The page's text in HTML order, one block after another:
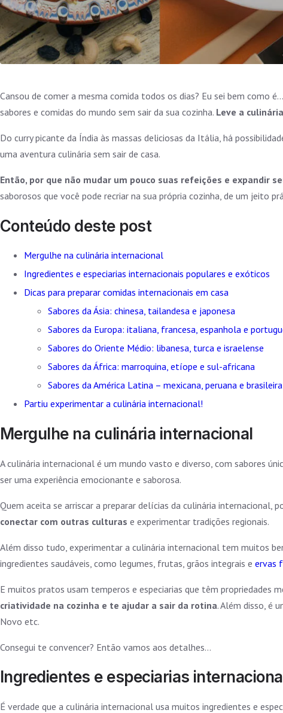
Cansou de comer a mesma comida todos os dias? Eu sei bem como
sabores e comidas do mundo sem sair da sua cozinha. Leve a
Do curry picante da Índia às massas deliciosas da Itália, há
uma aventura culinária sem sair de casa.
Então, por que não mudar um pouco suas refeições e expandir
saborosos que você pode recriar na sua própria cozinha, de um jeito
Conteúdo deste post
Mergulhe na culinária internacional
Ingredientes e especiarias internacionais populares e exóticos
Dicas para preparar comidas internacionais em casa
Sabores da Ásia: chinesa, tailandesa e japonesa
Sabores da Europa: italiana, francesa, espanhola e
Sabores do Oriente Médio: libanesa, turca e israelense
Sabores da África: marroquina, etíope e sul-africana
Sabores da América Latina – mexicana, peruana e brasileira
Partiu experimentar a culinária internacional!
Mergulhe na culinária internacional
A culinária internacional é um mundo vasto e diverso, com sabores
ser uma experiência emocionante e saborosa.
Quem aceita se arriscar a preparar delícias da culinária internacional,
conectar com outras culturas e experimentar tradições regionais.
Além disso tudo, experimentar a culinária internacional tem muitos
ingredientes saudáveis, como legumes, frutas, grãos integrais e ervas
E muitos pratos usam temperos e especiarias que têm propriedades
criatividade na cozinha e te ajudar a sair da rotina. Além disso, é
Novo etc.
Consegui te convencer? Então vamos aos detalhes…
Ingredientes e especiarias
É verdade que a culinária internacional usa muitos ingredientes e